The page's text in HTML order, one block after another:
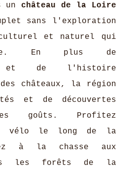
unchâteau de la Loire
sans l'exploration
culturel et naturel qui
En plus de
et de l'histoire
des châteaux, la région
et de découvertes
goûts. Profitez
vélo le long de la
à la chasse aux
les forêts de la